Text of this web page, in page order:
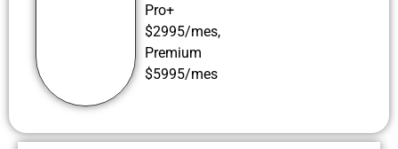
Pro+
$2995/mes,
Premium
$5995/mes